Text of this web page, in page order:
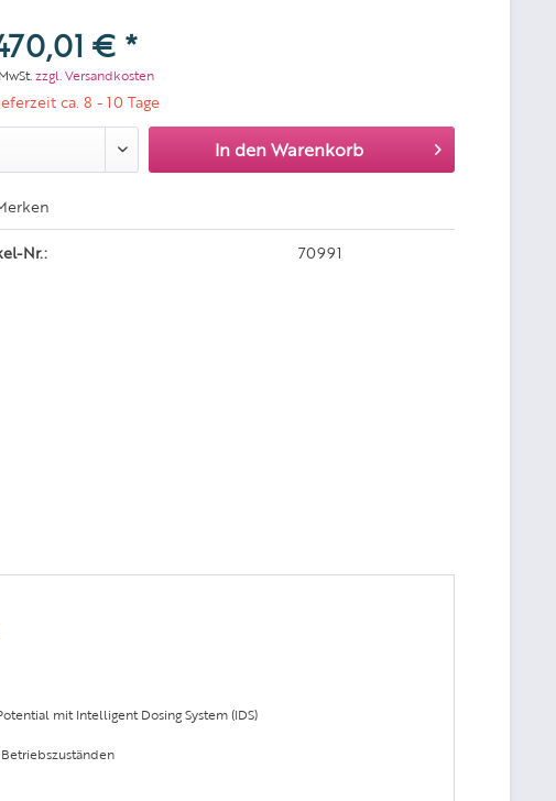
€ *
zzgl. Versandkosten
ca. 8 - 10 Tage
In den Warenkorb
Nr.: 70991
mit Intelligent Dosing System (IDS)